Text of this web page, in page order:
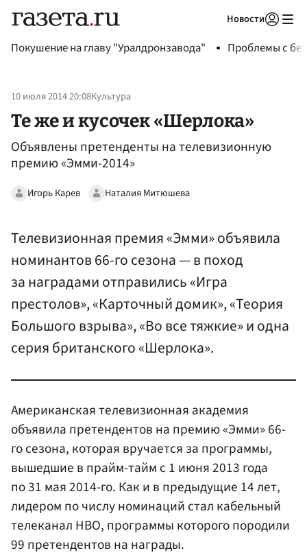
Новости
Покушение на главу "Уралдронзавода" Проблемы с
10 июля 2014 20:08Культура
Те же и кусочек «Шерлока»
Объявлены претенденты на телевизионную
премию «Эмми-2014»
Игорь Карев Наталия Митюшева
Телевизионная премия «Эмми» объявила
номинантов 66-го сезона — в поход
за наградами отправились «Игра
престолов», «Карточный домик», «Теория
Большого взрыва», «Во все тяжкие» и одна
серия британского «Шерлока».
Американская телевизионная академия
объявила претендентов на премию «Эмми» 66-
го сезона, которая вручается за программы,
вышедшие в прайм-тайм с 1 июня 2013 года
по 31 мая 2014-го. Как и в предыдущие 14 лет,
лидером по числу номинаций стал кабельный
телеканал HBO, программы которого породили
99 претендентов на награды.